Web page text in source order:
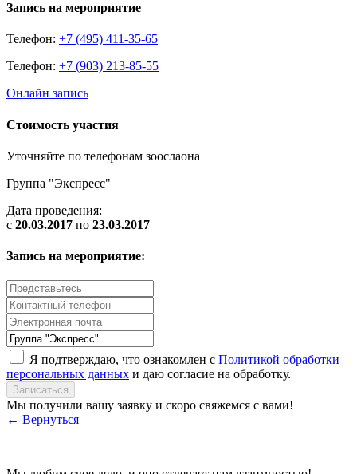
Запись на мероприятие
Телефон: +7 (495) 411-35-65
Телефон: +7 (903) 213-85-55
Онлайн запись
Стоимость участия
Уточняйте по телефонам зоослаона
Группа "Экспресс"
Дата проведения:
с 20.03.2017 по 23.03.2017
Запись на мероприятие:
Я подтверждаю, что ознакомлен с Политикой обработки
персональных данных и даю согласие на обработку.
Записаться
Мы получили вашу заявку и скоро свяжемся с вами!
← Вернуться